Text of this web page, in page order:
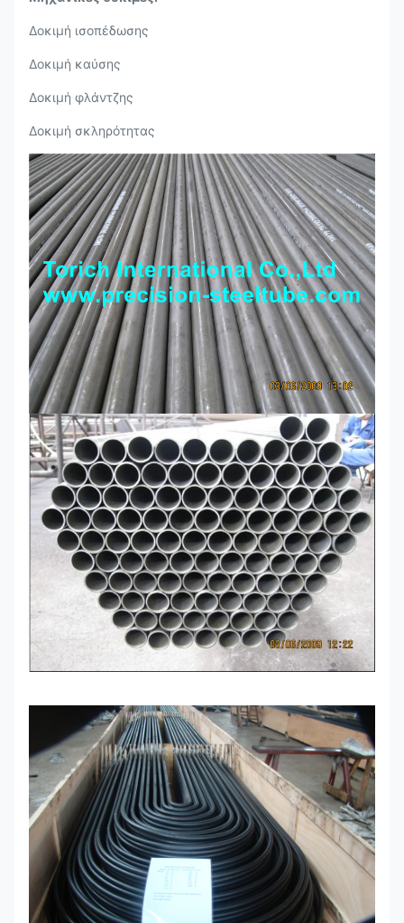
Δοκιμή ισοπέδωσης
Δοκιμή καύσης
Δοκιμή φλάντζης
Δοκιμή σκληρότητας